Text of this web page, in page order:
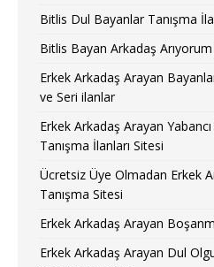
Bitlis Dul Bayanlar Tanışma
Bitlis Bayan Arkadaş
Erkek Arkadaş Arayan
ve Seri ilanlar
Erkek Arkadaş Arayan
Tanışma İlanları Sitesi
Ücretsiz Üye Olmadan Erkek
Tanışma Sitesi
Erkek Arkadaş Arayan
Erkek Arkadaş Arayan Dul